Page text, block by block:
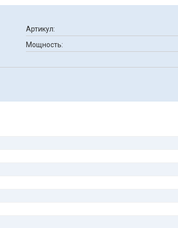
Артикул:
Мощность: